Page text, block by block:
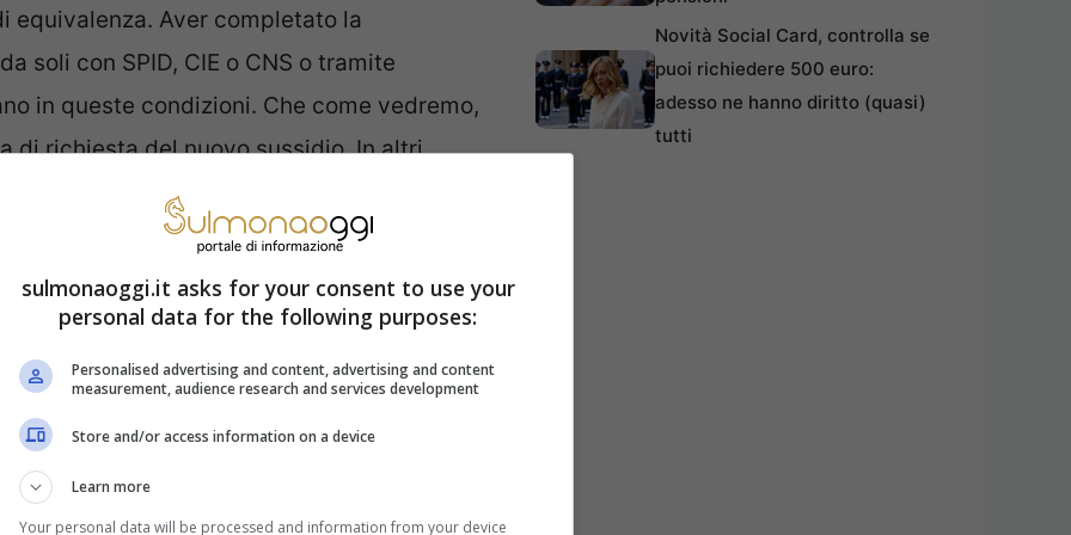
equivalenza. Aver completato la
soli con SPID, CIE o CNS o tramite
in queste condizioni. Che come vedremo,
di richiesta del nuovo sussidio. In altri
prodotto domanda ed ha i requisiti per
il 26 gennaio, perché la prima ricarica
sapere che è necessario iscriversi alla
cioè il Patto di Attivazione Digitale.
è stato sottoscritto
dopo la sottoscrizione di un patto con lo
Novità Social Card, controlla se
puoi richiedere 500 euro:
adesso ne hanno diritto (quasi)
tutti
sulmonaoggi.it asks for your consent to use your
personal data for the following purposes:
Personalised advertising and content, advertising and content
measurement, audience research and services development
Store and/or access information on a device
Learn more
Your personal data will be processed and information from your device